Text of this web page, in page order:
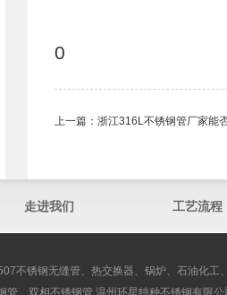
0
上一篇： 浙江316L不锈钢管厂家能
走进我们 工艺流程
不锈钢无缝管、热交换器、锅炉、石油化
管、双相不锈钢管 温州环星特种不锈钢有限